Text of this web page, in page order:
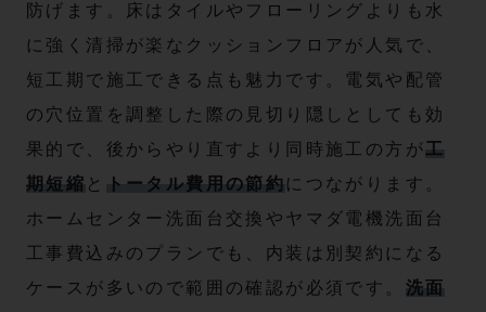
防げます。床はタイルやフローリングよりも水
に強く清掃が楽なクッションフロアが人気で、
短工期で施工できる点も魅力です。電気や配管
の穴位置を調整した際の見切り隠しとしても効
果的で、後からやり直すより同時施工の方が工
期短縮 と トータル費用の節約 につながります。
ホームセンター洗面台交換やヤマダ電機洗面台
工事費込みのプランでも、内装は別契約になる
ケースが多いので範囲の確認が必須です。 洗面